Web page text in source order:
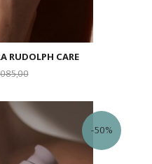
RUDOLPH CARE
085,00Rabatt
-50%